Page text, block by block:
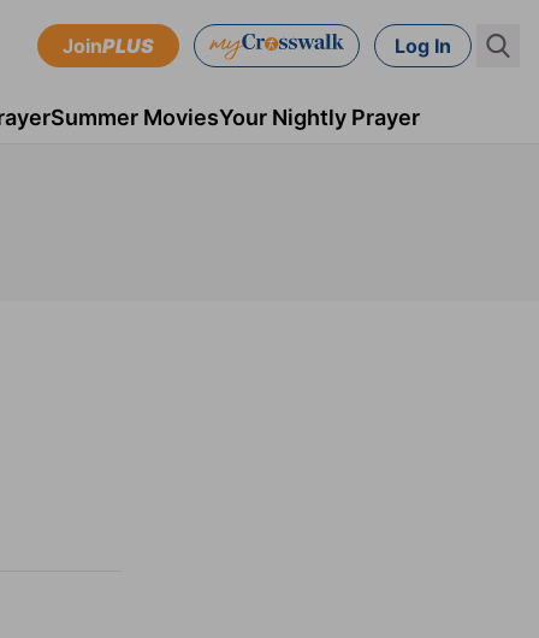
JoinPLUS Log In
Summer MoviesYour Nightly Prayer